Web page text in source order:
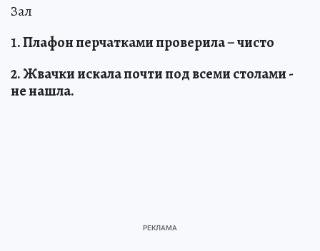
Зал
1. Плафон перчатками проверила – чисто
2. Жвачки искала почти под всеми столами -
не нашла.